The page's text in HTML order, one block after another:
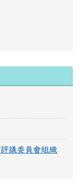
議委員會組織